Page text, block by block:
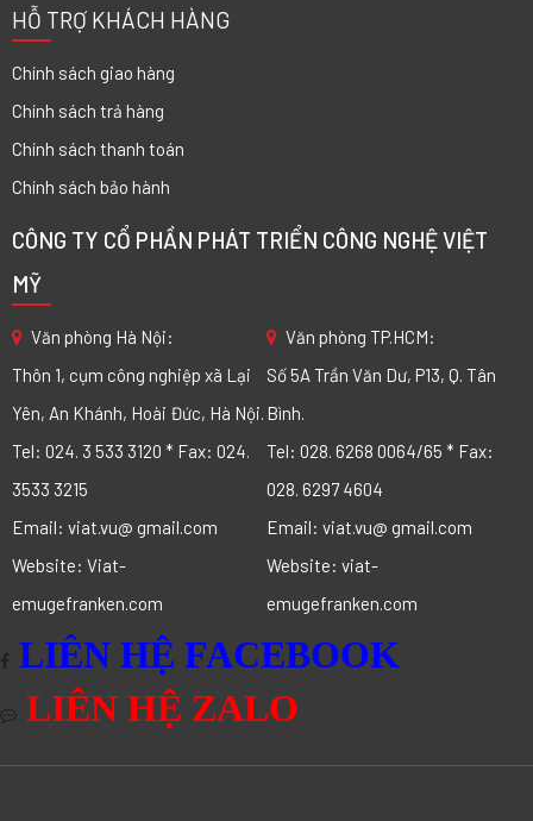
HỖ TRỢ KHÁCH HÀNG
Chính sách giao hàng
Chính sách trả hàng
Chính sách thanh toán
Chính sách bảo hành
CÔNG TY CỔ PHẦN PHÁT TRIỂN CÔNG NGHỆ VIỆT
MỸ
Văn phòng Hà Nội:
Thôn 1, cụm công nghiệp xã Lại
Yên, An Khánh, Hoài Đức, Hà Nội.
Tel: 024. 3 533 3120 * Fax: 024.
3533 3215
Email: viat.vu@ gmail.com
Website: Viat-
emugefranken.com
Văn phòng TP.HCM:
Số 5A Trần Văn Dư, P13, Q. Tân
Bình.
Tel: 028. 6268 0064/65 * Fax:
028. 6297 4604
Email: viat.vu@ gmail.com
Website: viat-
emugefranken.com
LIÊN HỆ FACEBOOK
LIÊN HỆ ZALO